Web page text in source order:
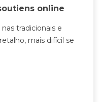
online
tradicionais e
mais difícil se